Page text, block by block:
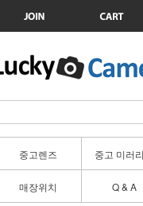
중고렌즈 중고 미러
매장위치
Q & A